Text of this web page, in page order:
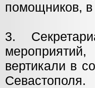
помощников, в
3.
вертикали в
Севастополя.